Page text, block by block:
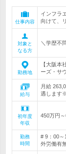
仕事内容
インフラ
向けて、
対象と
なる方
＼学歴不
勤務地
【大阪本
ーズ・サ
給与
月給
遇します
初年度
年収
450万円
勤務
時間
# 9：00～
外労働有